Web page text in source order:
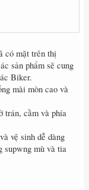
có mặt trên thị
sản phẩm sẽ cung
Biker.
mài mòn cao và
trán, cằm và phía
vệ sinh dễ dàng
supwng mù và tia